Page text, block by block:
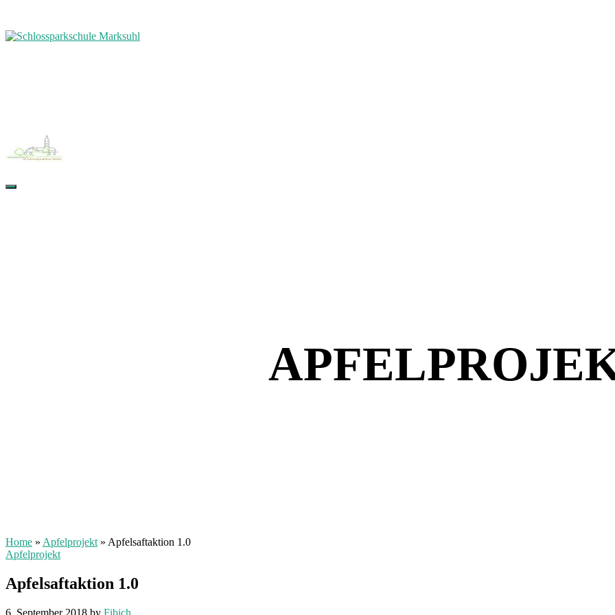
Home » Apfelprojekt » Apfelsaftaktion 1.0
Apfelprojekt
Apfelsaftaktion 1.0
6. September 2018 by Fibich